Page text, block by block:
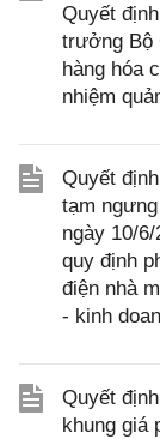
Quyết
trưởng Bộ
hàng hóa
nhiệm
Quyết
tạm
ngày 10/
quy định
điện nhà
- kinh
Quyết
khung giá